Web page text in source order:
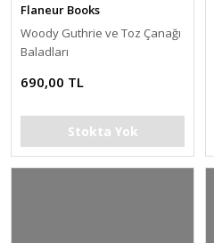
Flaneur Books
Woody Guthrie ve Toz Çanağı
Baladları
690,00 TL
Stokta Yok